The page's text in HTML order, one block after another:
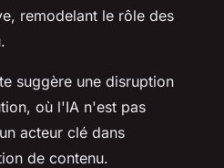
remodelant le rôle des
suggère une disruption
où l'IA n'est pas
acteur clé dans
de contenu.